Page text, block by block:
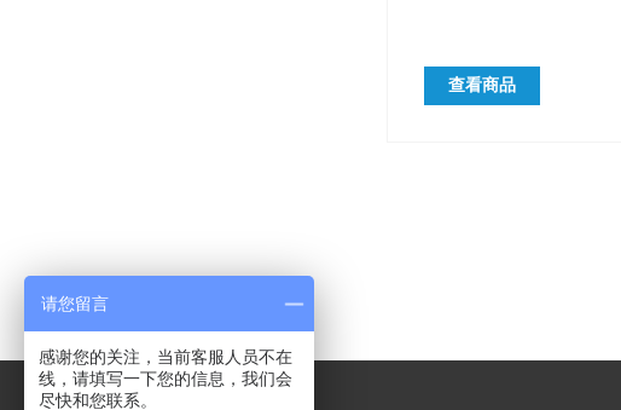
查看商品
请您留言
感谢您的关注，当前客服人员不在
线，请填写一下您的信息，我们会
尽快和您联系。